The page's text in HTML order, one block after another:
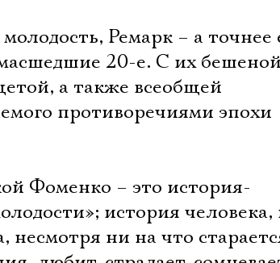
Ремарк – а точнее
20-е. С их бешеной
а также всеобщей
противоречиями эпохи
Фоменко – это история-
история
несмотря ни на что